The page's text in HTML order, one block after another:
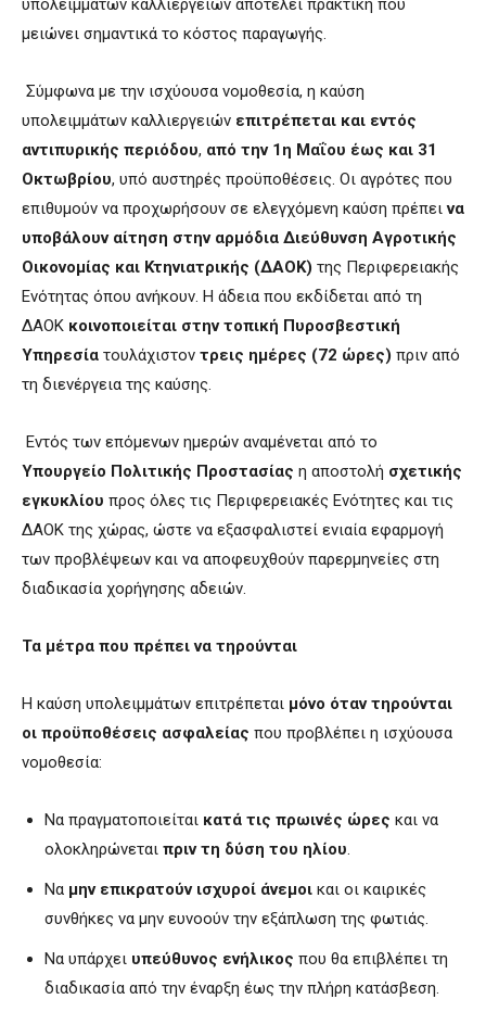
μειώνει σημαντικά το κόστος παραγωγής.
Σύμφωνα με την ισχύουσα νομοθεσία, η καύση
υπολειμμάτων καλλιεργειών επιτρέπεται και εντός
αντιπυρικής περιόδου, από την 1η Μαΐου έως και 31
Οκτωβρίου, υπό αυστηρές προϋποθέσεις. Οι αγρότες που
επιθυμούν να προχωρήσουν σε ελεγχόμενη καύση πρέπεινα
υποβάλουν αίτηση στην αρμόδια Διεύθυνση Αγροτικής
Οικονομίας και Κτηνιατρικής (ΔΑΟΚ) της Περιφερειακής
Ενότητας όπου ανήκουν. Η άδεια που εκδίδεται από τη
ΔΑΟΚ κοινοποιείται στην τοπική Πυροσβεστική
Υπηρεσία τουλάχιστον τρεις ημέρες (72 ώρες) πριν από
τη διενέργεια της καύσης.
Εντός των επόμενων ημερών αναμένεται από το
Υπουργείο Πολιτικής Προστασίας η αποστολή σχετικής
εγκυκλίου προς όλες τις Περιφερειακές Ενότητες και τις
ΔΑΟΚ της χώρας, ώστε να εξασφαλιστεί ενιαία εφαρμογή
των προβλέψεων και να αποφευχθούν παρερμηνείες στη
διαδικασία χορήγησης αδειών.
Τα μέτρα που πρέπει να τηρούνται
Η καύση υπολειμμάτων επιτρέπεται μόνο όταν τηρούνται
οι προϋποθέσεις ασφαλείας που προβλέπει η ισχύουσα
νομοθεσία:
Να πραγματοποιείται κατά τις πρωινές ώρες και να
ολοκληρώνεται πριν τη δύση του ηλίου
Να μην επικρατούν ισχυροί άνεμοι και οι καιρικές
συνθήκες να μην ευνοούν την εξάπλωση της φωτιάς.
Να υπάρχει υπεύθυνος ενήλικος που θα επιβλέπει τη
διαδικασία από την έναρξη έως την πλήρη κατάσβεση.